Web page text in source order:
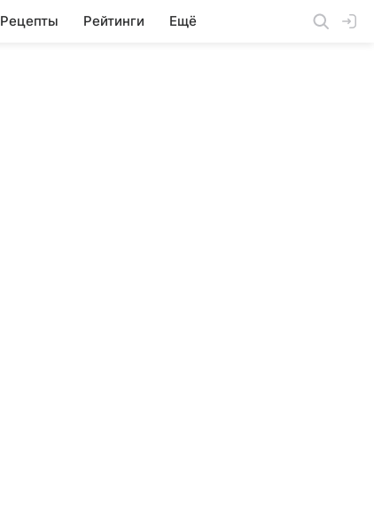
Рецепты Рейтинги Ещё